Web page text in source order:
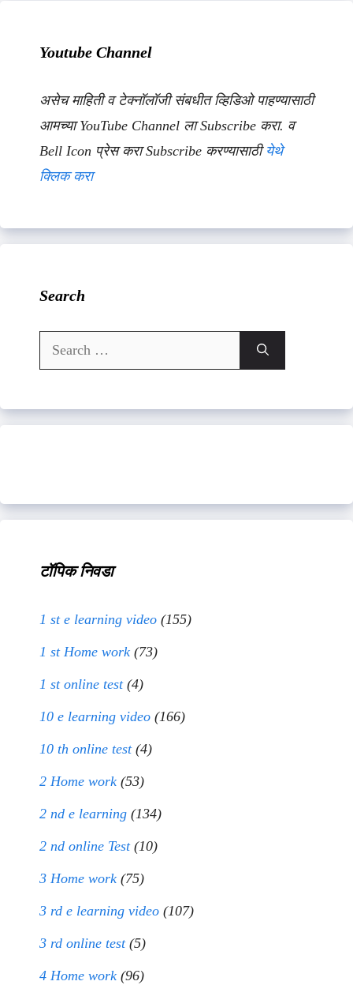
Youtube Channel
असेच माहिती व टेक्नॉलॉजी संबधीत व्हिडिओ पाहण्यासाठी
आमच्या YouTube Channel ला Subscribe करा. व
Bell Icon प्रेस करा Subscribe करण्यासाठी येथे
क्लिक करा
Search
Search
for:
टॉपिक निवडा
1 st e learning video (155)
1 st Home work (73)
1 st online test(4)
10 e learning video (166)
10 th online test(4)
2 Home work (53)
2 nd e learning (134)
2 nd online Test(10)
3 Home work (75)
3 rd e learning video (107)
3 rd online test(5)
4 Home work (96)